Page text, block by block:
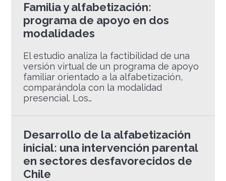
Familia y alfabetización:
programa de apoyo en dos
modalidades
El estudio analiza la factibilidad de una
versión virtual de un programa de apoyo
familiar orientado a la alfabetización,
comparándola con la modalidad
presencial. Los…
Desarrollo de la alfabetización
inicial: una intervención parental
en sectores desfavorecidos de
Chile